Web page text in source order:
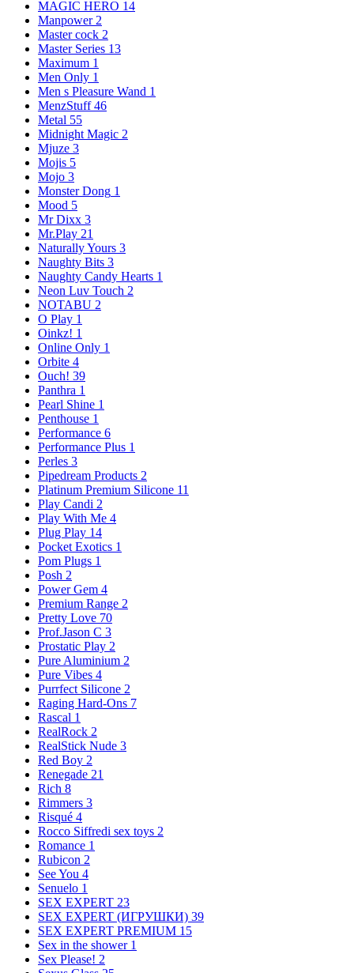
MAGIC HERO 14
Manpower 2
Master cock 2
Master Series 13
Maximum 1
Men Only 1
Men s Pleasure Wand 1
MenzStuff 46
Metal 55
Midnight Magic 2
Mjuze 3
Mojis 5
Mojo 3
Monster Dong 1
Mood 5
Mr Dixx 3
Mr.Play 21
Naturally Yours 3
Naughty Bits 3
Naughty Candy Hearts 1
Neon Luv Touch 2
NOTABU 2
O Play 1
Oinkz! 1
Online Only 1
Orbite 4
Ouch! 39
Panthra 1
Pearl Shine 1
Penthouse 1
Performance 6
Performance Plus 1
Perles 3
Pipedream Products 2
Platinum Premium Silicone 11
Play Candi 2
Play With Me 4
Plug Play 14
Pocket Exotics 1
Pom Plugs 1
Posh 2
Power Gem 4
Premium Range 2
Pretty Love 70
Prof.Jason C 3
Prostatic Play 2
Pure Aluminium 2
Pure Vibes 4
Purrfect Silicone 2
Raging Hard-Ons 7
Rascal 1
RealRock 2
RealStick Nude 3
Red Boy 2
Renegade 21
Rich 8
Rimmers 3
Risqué 4
Rocco Siffredi sex toys 2
Romance 1
Rubicon 2
See You 4
Senuelo 1
SEX EXPERT 23
SEX EXPERT (ИГРУШКИ) 39
SEX EXPERT PREMIUM 15
Sex in the shower 1
Sex Please! 2